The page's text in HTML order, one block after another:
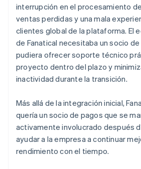
interrupción en el procesamiento
ventas perdidas y una mala
clientes global de la plataforma. El
de Fanatical necesitaba un socio
pudiera ofrecer soporte técnico
proyecto dentro del plazo y
inactividad durante la transición.
Más allá de la integración inicial,
quería un socio de pagos que se
activamente involucrado después
ayudar a la empresa a continuar
rendimiento con el tiempo.